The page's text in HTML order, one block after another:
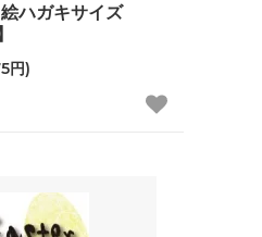
ハガキサイズ
円)